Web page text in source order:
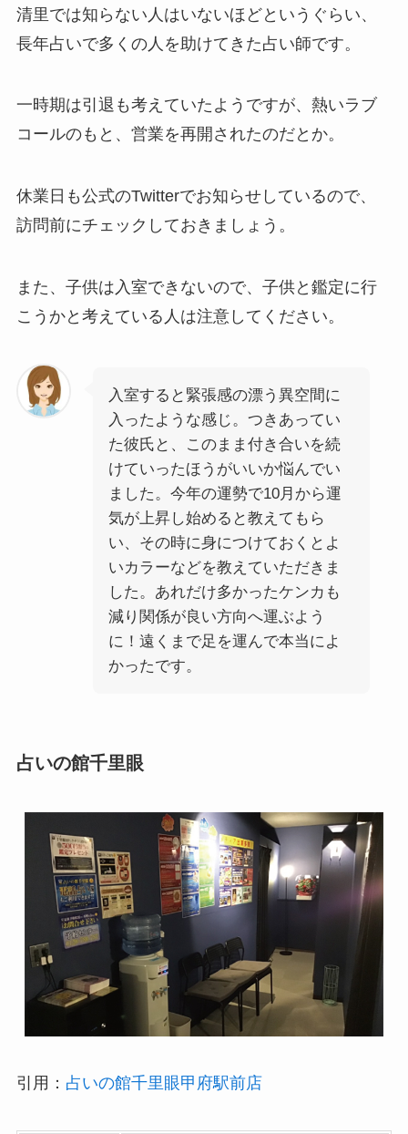
清里では知らない人はいないほどというぐらい、
長年占いで多くの人を助けてきた占い師です。
一時期は引退も考えていたようですが、熱いラブ
コールのもと、営業を再開されたのだとか。
休業日も公式のTwitterでお知らせしているので、
訪問前にチェックしておきましょう。
また、子供は入室できないので、子供と鑑定に行
こうかと考えている人は注意してください。
入室すると緊張感の漂う異空間に
入ったような感じ。つきあってい
た彼氏と、このまま付き合いを続
けていったほうがいいか悩んでい
ました。今年の運勢で10月から運
気が上昇し始めると教えてもら
い、その時に身につけておくとよ
いカラーなどを教えていただきま
した。あれだけ多かったケンカも
減り関係が良い方向へ運ぶよう
に！遠くまで足を運んで本当によ
かったです。
占いの館千里眼
引用： 占いの館千里眼甲府駅前店